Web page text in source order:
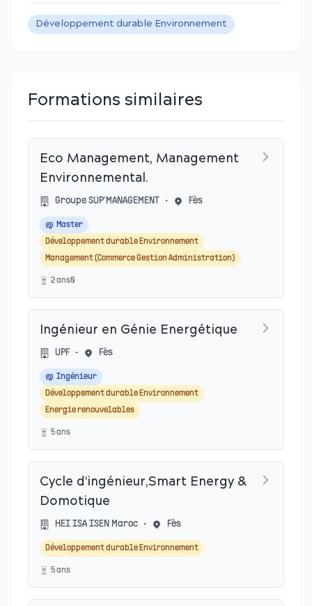
Développement durable Environnement
Formations similaires
Eco Management, Management
Environnemental.
Groupe SUP’MANAGEMENT • Fès
Master
Développement durable Environnement
Management (Commerce Gestion Administration)
2ans0
Ingénieur en Génie Energétique
UPF • Fès
Ingénieur
Développement durable Environnement
Energie renouvelables
5ans
Cycle d'ingénieur,Smart Energy &
Domotique
HEI ISA ISEN Maroc • Fès
Développement durable Environnement
5ans